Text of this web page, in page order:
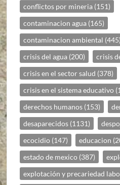
conflictos por mineria (151)
contaminacion agua (165)
contaminacion ambiental (445)
crisis del agua (200) crisis
crisis en el sector salud (378)
crisis en el sistema educativo
derechos humanos (153)
desaparecidos (1131)
ecocidio (147) educacion
estado de mexico (387)
explotación y precariedad